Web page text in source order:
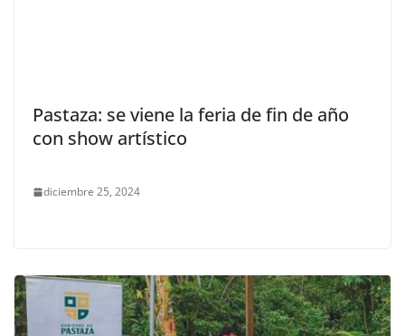
Pastaza: se viene la feria de fin de año
con show artístico
diciembre 25, 2024